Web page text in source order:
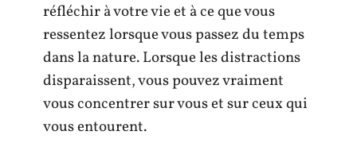
réfléchir à votre vie et à ce que vous
ressentez lorsque vous passez du temps
dans la nature. Lorsque les distractions
disparaissent, vous pouvez vraiment
vous concentrer sur vous et sur ceux qui
vous entourent.